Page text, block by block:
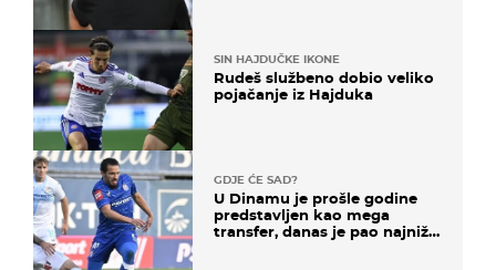
SIN HAJDUČKE IKONE
Rudeš službeno dobio veliko
pojačanje iz Hajduka
GDJE ĆE SAD?
U Dinamu je prošle godine
predstavljen kao mega
transfer, danas je pao najniže